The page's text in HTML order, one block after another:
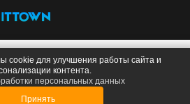
cookie для улучшения работы сайта и
контента.
персональных данных
Принять